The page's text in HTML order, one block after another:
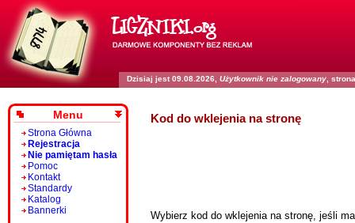
Dzisiaj jest 09.08.2026, Użytkownik nie zalogowany ,
Menu
Strona Główna
Rejestracja
Nie pamiętam hasła
Pomoc
Kontakt
Standardy
Katalog
Bannerki
Kod do wklejenia na stronę
Wybierz kod do wklejenia na stronę, jeśli